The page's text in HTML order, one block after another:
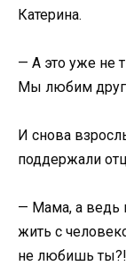
Катерина.
— А это уже не
Мы любим друг
И снова
поддержали
— Мама, а ведь
жить с
не любишь ты?!